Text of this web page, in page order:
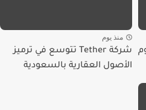
منذ يوم
شركة Tether تتوسع في ترميز
الأصول العقارية بالسعودية